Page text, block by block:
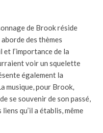
de Brook réside
des thèmes
l’importance de la
voir un squelette
également la
musique, pour Brook,
se souvenir de son passé,
qu’il a établis, même